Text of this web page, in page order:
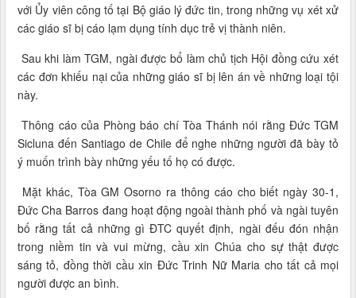
với Ủy viên công tố tại Bộ giáo lý đức tin, trong những vụ xét xử
các giáo sĩ bị cáo lạm dụng tính dục trẻ vị thành niên.
Sau khi làm TGM, ngài được bổ làm chủ tịch Hội đồng cứu xét
các đơn khiếu nại của những giáo sĩ bị lên án về những loại tội
này.
Thông cáo của Phòng báo chí Tòa Thánh nói rằng Đức TGM
Sicluna đến Santiago de Chile để nghe những người đã bày tỏ
ý muốn trình bày những yếu tố họ có được.
Mặt khác, Tòa GM Osorno ra thông cáo cho biết ngày 30-1,
Đức Cha Barros đang hoạt động ngoài thành phố và ngài tuyên
bố rằng tất cả những gì ĐTC quyết định, ngài đếu đón nhận
trong niềm tin và vui mừng, cầu xin Chúa cho sự thật được
sáng tỏ, đồng thời cầu xin Đức Trinh Nữ Maria cho tất cả mọi
người được an bình.